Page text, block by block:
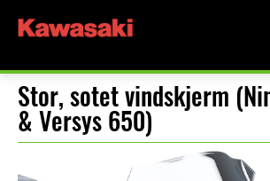
Stor, sotet vindskjerm
& Versys 650)